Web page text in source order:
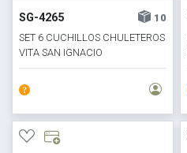
SG-4265
10
SET 6 CUCHILLOS CHULETEROS
VITA SAN IGNACIO